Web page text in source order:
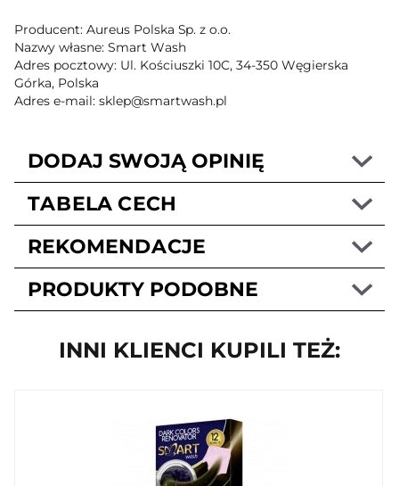
Producent: Aureus Polska Sp. z o.o.
Nazwy własne: Smart Wash
Adres pocztowy: Ul. Kościuszki 10C, 34-350 Węgierska
Górka, Polska
Adres e-mail: sklep@smartwash.pl
DODAJ SWOJĄ OPINIĘ
TABELA CECH
REKOMENDACJE
PRODUKTY PODOBNE
INNI KLIENCI KUPILI TEŻ: